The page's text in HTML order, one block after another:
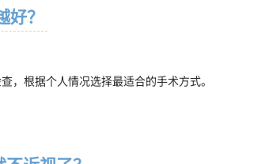
好？
，根据个人情况选择最适合的手术方式。